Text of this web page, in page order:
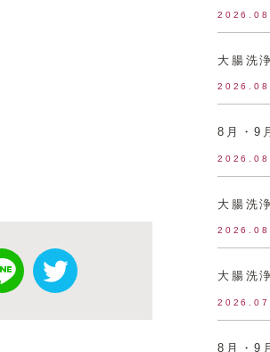
大腸洗
8月・9
大腸洗
大腸洗
8月・9